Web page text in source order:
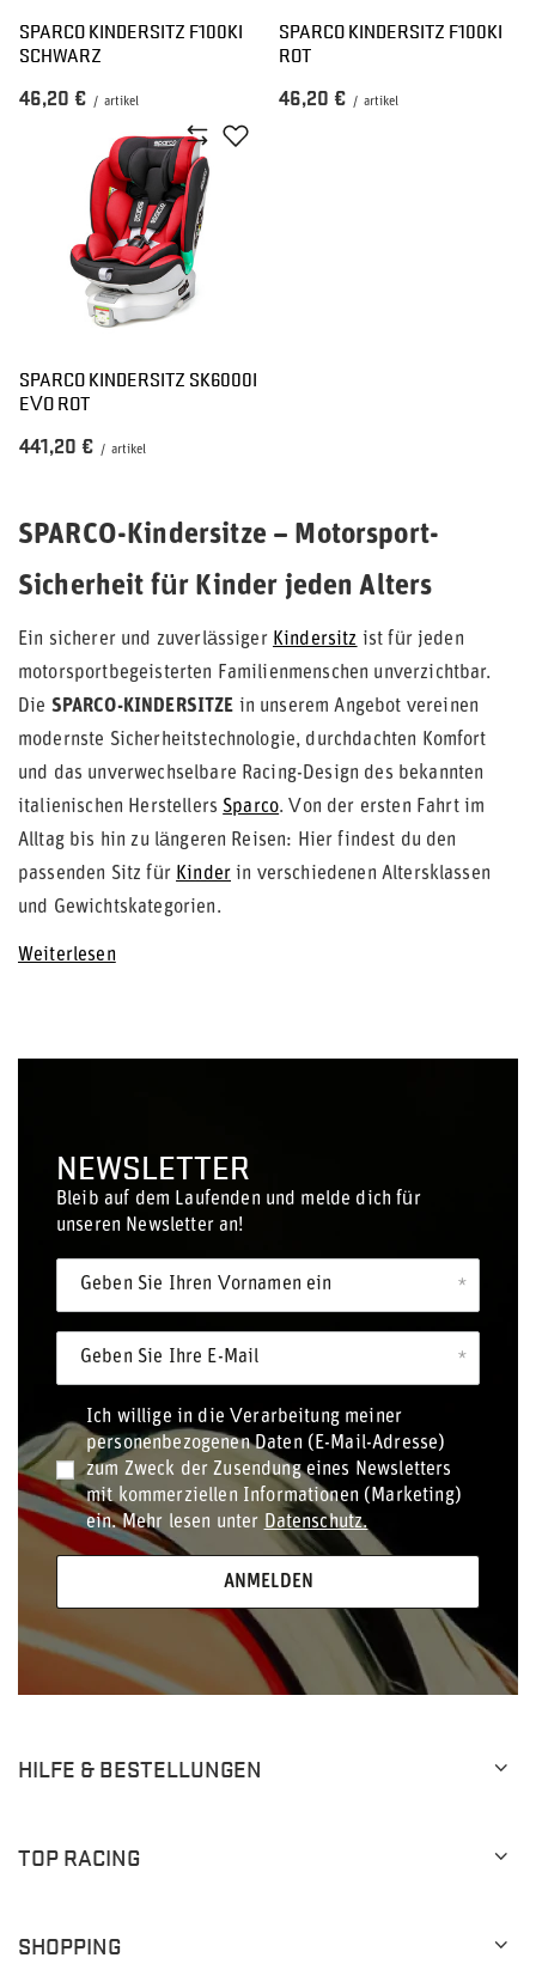
SPARCO KINDERSITZ F100KI
SCHWARZ
46,20 € / artikel
SPARCO KINDERSITZ F100KI
ROT
46,20 € / artikel
SPARCO KINDERSITZ SK6000I
EVO ROT
441,20 € / artikel
SPARCO-Kindersitze – Motorsport-
Sicherheit für Kinder jeden Alters
Ein sicherer und zuverlässiger Kindersitz ist für jeden
motorsportbegeisterten Familienmenschen unverzichtbar.
Die SPARCO-KINDERSITZE in unserem Angebot vereinen
modernste Sicherheitstechnologie, durchdachten Komfort
und das unverwechselbare Racing-Design des bekannten
italienischen Herstellers Sparco. Von der ersten Fahrt im
Alltag bis hin zu längeren Reisen: Hier findest du den
passenden Sitz für Kinder in verschiedenen Altersklassen
und Gewichtskategorien.
Weiterlesen
NEWSLETTER
Bleib auf dem Laufenden und melde dich für
unseren Newsletter an!
Geben Sie Ihren Vornamen ein
Geben Sie Ihre E-Mail
Ich willige in die Verarbeitung meiner
personenbezogenen Daten (E-Mail-Adresse)
zum Zweck der Zusendung eines Newsletters
mit kommerziellen Informationen (Marketing)
ein. Mehr lesen unter Datenschutz.
ANMELDEN
HILFE & BESTELLUNGEN
TOP RACING
SHOPPING